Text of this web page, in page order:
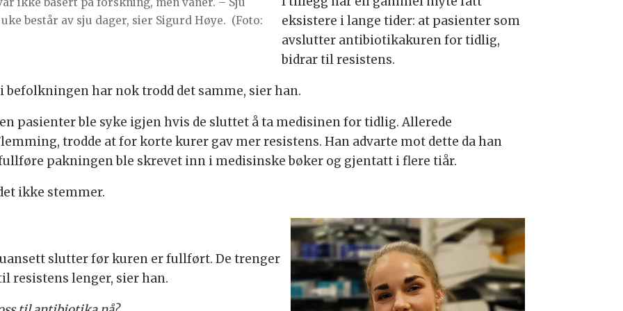
ikke basert på forskning, men vaner. – Sju
består av sju dager, sier Sigurd Høye. (Foto:
eksistere i lange tider: at pasienter som
avslutter antibiotikakuren for tidlig,
bidrar til resistens.
har nok trodd det samme, sier han.
pasienter ble syke igjen hvis de sluttet å ta medisinen for tidlig. Allerede
trodde at for korte kurer gav mer resistens. Han advarte mot dette da han
pakningen ble skrevet inn i medisinske bøker og gjentatt i flere tiår.
ikke stemmer.
slutter før kuren er fullført. De trenger
resistens lenger, sier han.